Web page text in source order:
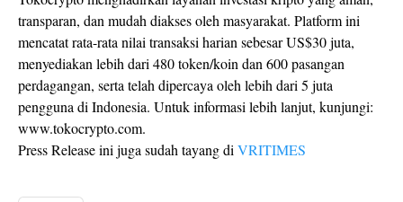
transparan, dan mudah diakses oleh masyarakat. Platform ini
mencatat rata-rata nilai transaksi harian sebesar US$30 juta,
menyediakan lebih dari 480 token/koin dan 600 pasangan
perdagangan, serta telah dipercaya oleh lebih dari 5 juta
pengguna di Indonesia. Untuk informasi lebih lanjut, kunjungi:
www.tokocrypto.com.
Press Release ini juga sudah tayang di VRITIMES